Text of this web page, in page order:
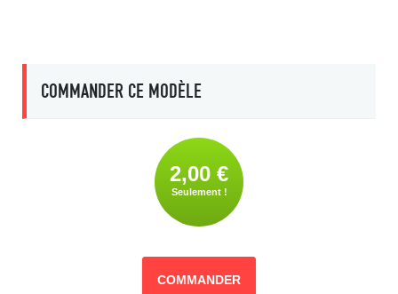
COMMANDER CE MODÈLE
2,00 €
Seulement !
COMMANDER